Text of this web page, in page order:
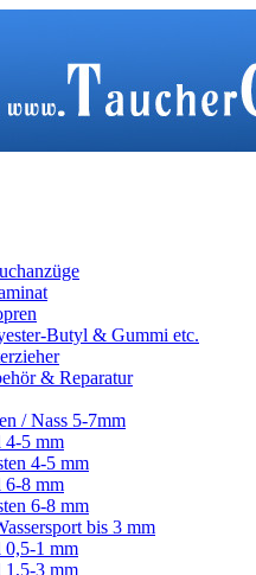
Butyl & Gummi etc.
& Reparatur
/ Nass 5-7mm
4-5 mm
4-5 mm
6-8 mm
6-8 mm
bis 3 mm
0,5-1 mm
1,5-3 mm